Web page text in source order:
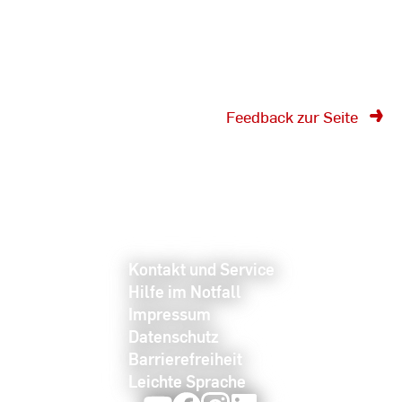
Feedback zur Seite
Kontakt und Service
Hilfe im Notfall
Impressum
Datenschutz
Barrierefreiheit
Leichte Sprache